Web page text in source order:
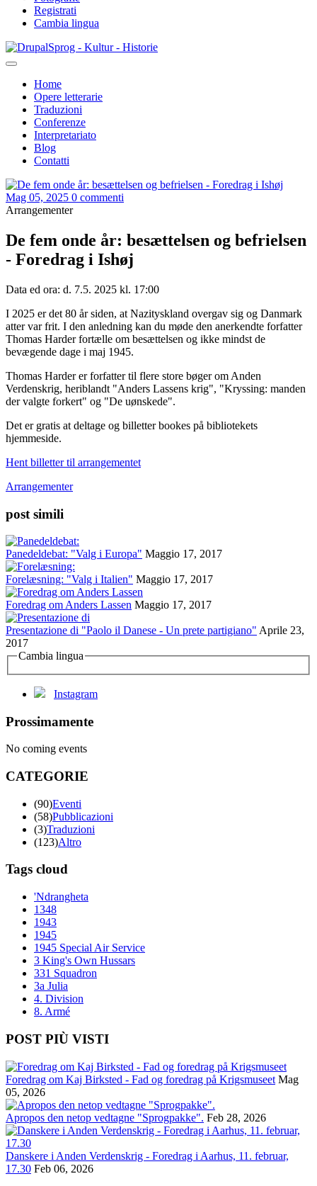
Registrati
Cambia lingua
Salta
al
principale
Sprog - Kultur - Historie
Primær
navigation
Home
Opere letterarie
Traduzioni
Conferenze
Interpretariato
Blog
Contatti
Mag 05, 2025 0 commenti
Arrangementer
De fem onde år: besættelsen og befrielsen
- Foredrag i Ishøj
Data ed ora: d. 7.5. 2025 kl. 17:00
I 2025 er det 80 år siden, at Nazityskland overgav sig og Danmark
atter var frit. I den anledning kan du møde den anerkendte forfatter
Thomas Harder fortælle om besættelsen og ikke mindst de
bevægende dage i maj 1945.
Thomas Harder er forfatter til flere store bøger om Anden
Verdenskrig, heriblandt "Anders Lassens krig", "Kryssing: manden
der valgte forkert" og "De uønskede".
Det er gratis at deltage og billetter bookes på bibliotekets
hjemmeside.
Hent billetter til arrangementet
Arrangementer
post simili
Panedeldebat: "Valg i Europa" Maggio 17, 2017
Forelæsning: "Valg i Italien" Maggio 17, 2017
Foredrag om Anders Lassen Maggio 17, 2017
Presentazione di "Paolo il Danese - Un prete partigiano" Aprile 23,
2017
Cambia lingua
Instagram
Prossimamente
No coming events
CATEGORIE
(90)Eventi
(58)Pubblicazioni
(3)Traduzioni
(123)Altro
Tags cloud
'Ndrangheta
1348
1943
1945
1945 Special Air Service
3 King's Own Hussars
331 Squadron
3a Julia
4. Division
8. Armé
POST PIÙ VISTI
Foredrag om Kaj Birksted - Fad og foredrag på Krigsmuseet Mag
05, 2026
Apropos den netop vedtagne "Sprogpakke". Feb 28, 2026
Danskere i Anden Verdenskrig - Foredrag i Aarhus, 11. februar,
17.30 Feb 06, 2026